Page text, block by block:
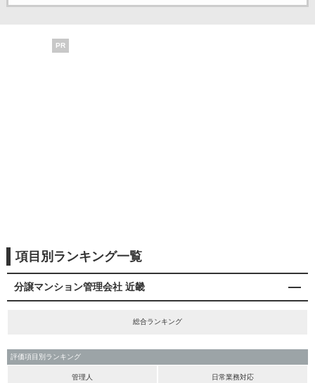
PR
項目別ランキング一覧
分譲マンション管理会社 近畿
総合ランキング
評価項目別ランキング
管理人 日常業務対応